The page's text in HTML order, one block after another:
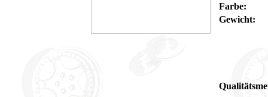
Farbe:
Gewicht: